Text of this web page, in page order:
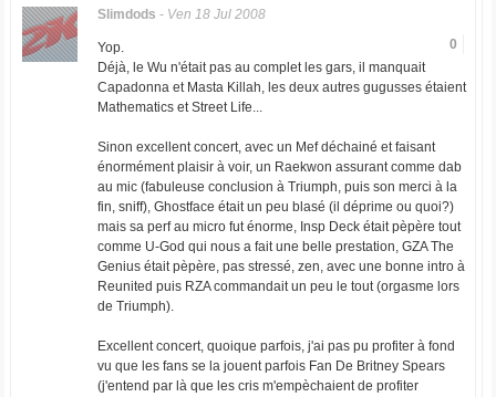
Slimdods - Ven 18 Jul 2008
0
Yop.
Déjà, le Wu n'était pas au complet les gars, il manquait
Capadonna et Masta Killah, les deux autres gugusses étaient
Mathematics et Street Life...
Sinon excellent concert, avec un Mef déchainé et faisant
énormément plaisir à voir, un Raekwon assurant comme dab
au mic (fabuleuse conclusion à Triumph, puis son merci à la
fin, sniff), Ghostface était un peu blasé (il déprime ou quoi?)
mais sa perf au micro fut énorme, Insp Deck était pèpère tout
comme U-God qui nous a fait une belle prestation, GZA The
Genius était pèpère, pas stressé, zen, avec une bonne intro à
Reunited puis RZA commandait un peu le tout (orgasme lors
de Triumph).
Excellent concert, quoique parfois, j'ai pas pu profiter à fond
vu que les fans se la jouent parfois Fan De Britney Spears
(j'entend par là que les cris m'empèchaient de profiter